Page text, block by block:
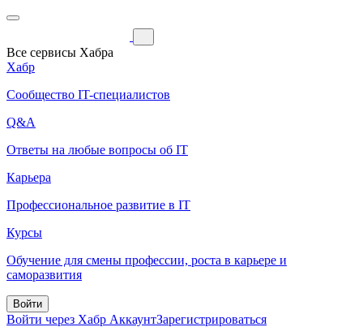
Все сервисы Хабра
Хабр
Сообщество IT-специалистов
Q&A
Ответы на любые вопросы об IT
Карьера
Профессиональное развитие в IT
Курсы
Обучение для смены профессии, роста в карьере и
саморазвития
Войти
Войти через Хабр АккаунтЗарегистрироваться